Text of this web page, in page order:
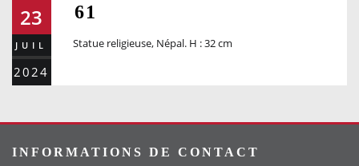
23
JUIL
2024
61
Statue religieuse, Népal. H : 32 cm
INFORMATIONS DE CONTACT